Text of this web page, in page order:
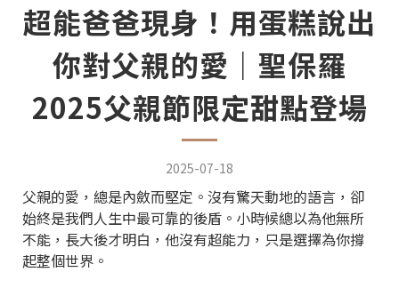
超能爸爸現身！用蛋糕說出
你對父親的愛｜聖保羅
2025父親節限定甜點登場
2025-07-18
父親的愛，總是內斂而堅定。沒有驚天動地的語言，卻
始終是我們人生中最可靠的後盾。小時候總以為他無所
不能，長大後才明白，他沒有超能力，只是選擇為你撐
起整個世界。